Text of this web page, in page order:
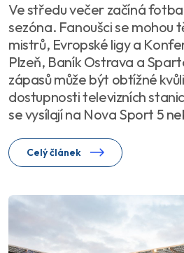
Ve středu večer začíná
sezóna. Fanoušci se mohou
mistrů, Evropské ligy a
Plzeň, Baník Ostrava a
zápasů může být obtížné
dostupnosti televizních
se vysílají na Nova Sport 5
Celý článek